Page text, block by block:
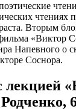
чтениях
Вторым
«Виктор
Напевного о
Соснора.
лекцией